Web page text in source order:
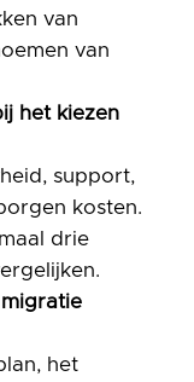
van
van
het kiezen
support,
kosten.
drie
het